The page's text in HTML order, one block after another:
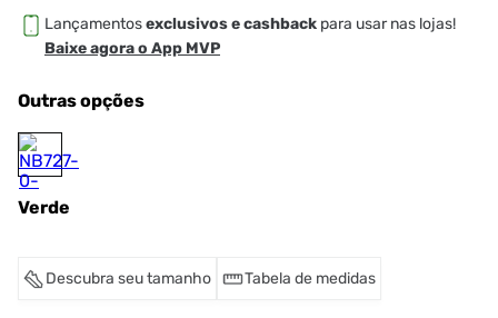
Lançamentosexclusivos e cashback para usar nas lojas!
Baixe agora o App MVP
Outras opções
Verde
Descubra seu tamanho Tabela de medidas